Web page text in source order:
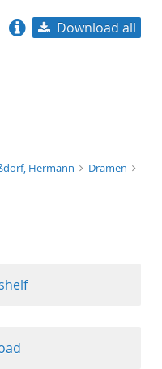
Download all
Hermann
Dramen